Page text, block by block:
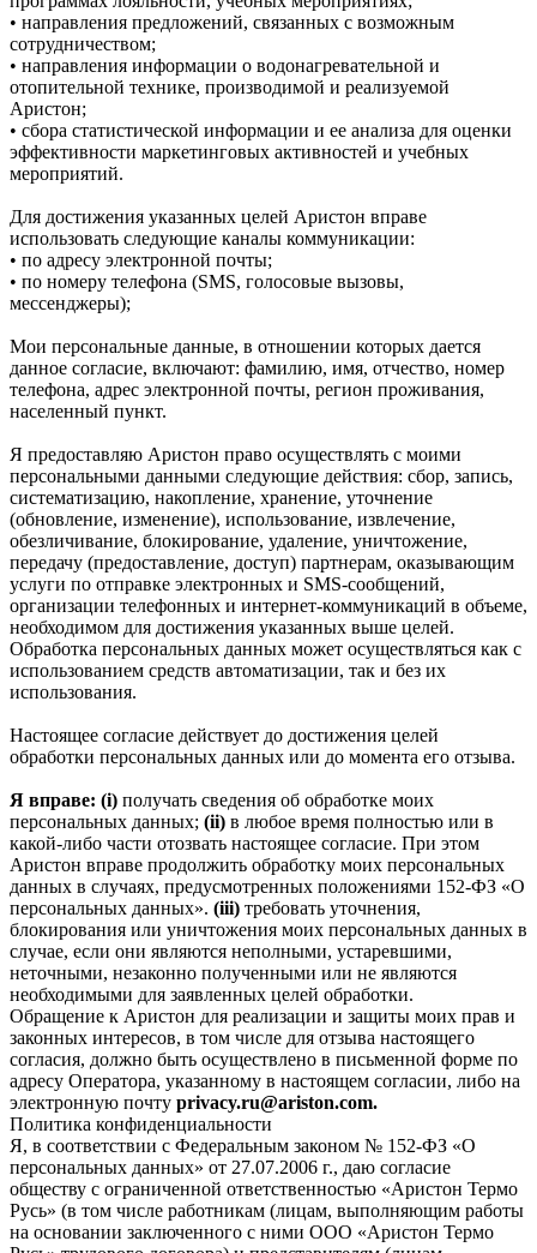
• направления предложений, связанных с возможным
сотрудничеством;
• направления информации о водонагревательной и
отопительной технике, производимой и реализуемой
Аристон;
• сбора статистической информации и ее анализа для оценки
эффективности маркетинговых активностей и учебных
мероприятий.
Для достижения указанных целей Аристон вправе
использовать следующие каналы коммуникации:
• по адресу электронной почты;
• по номеру телефона (SMS, голосовые вызовы,
мессенджеры);
Мои персональные данные, в отношении которых дается
данное согласие, включают: фамилию, имя, отчество, номер
телефона, адрес электронной почты, регион проживания,
населенный пункт.
Я предоставляю Аристон право осуществлять с моими
персональными данными следующие действия: сбор, запись,
систематизацию, накопление, хранение, уточнение
(обновление, изменение), использование, извлечение,
обезличивание, блокирование, удаление, уничтожение,
передачу (предоставление, доступ) партнерам, оказывающим
услуги по отправке электронных и SMS‑сообщений,
организации телефонных и интернет‑коммуникаций в объеме,
необходимом для достижения указанных выше целей.
Обработка персональных данных может осуществляться как с
использованием средств автоматизации, так и без их
использования.
Настоящее согласие действует до достижения целей
обработки персональных данных или до момента его отзыва.
Я вправе: (i) получать сведения об обработке моих
персональных данных; (ii) в любое время полностью или в
какой-либо части отозвать настоящее согласие. При этом
Аристон вправе продолжить обработку моих персональных
данных в случаях, предусмотренных положениями 152-ФЗ «О
персональных данных». (iii) требовать уточнения,
блокирования или уничтожения моих персональных данных в
случае, если они являются неполными, устаревшими,
неточными, незаконно полученными или не являются
необходимыми для заявленных целей обработки.
Обращение к Аристон для реализации и защиты моих прав и
законных интересов, в том числе для отзыва настоящего
согласия, должно быть осуществлено в письменной форме по
адресу Оператора, указанному в настоящем согласии, либо на
электронную почту privacy.ru@ariston.com.
Политика конфиденциальности
Я, в соответствии с Федеральным законом № 152-ФЗ «О
персональных данных» от 27.07.2006 г., даю согласие
обществу с ограниченной ответственностью «Аристон Термо
Русь» (в том числе работникам (лицам, выполняющим работы
на основании заключенного с ними ООО «Аристон Термо